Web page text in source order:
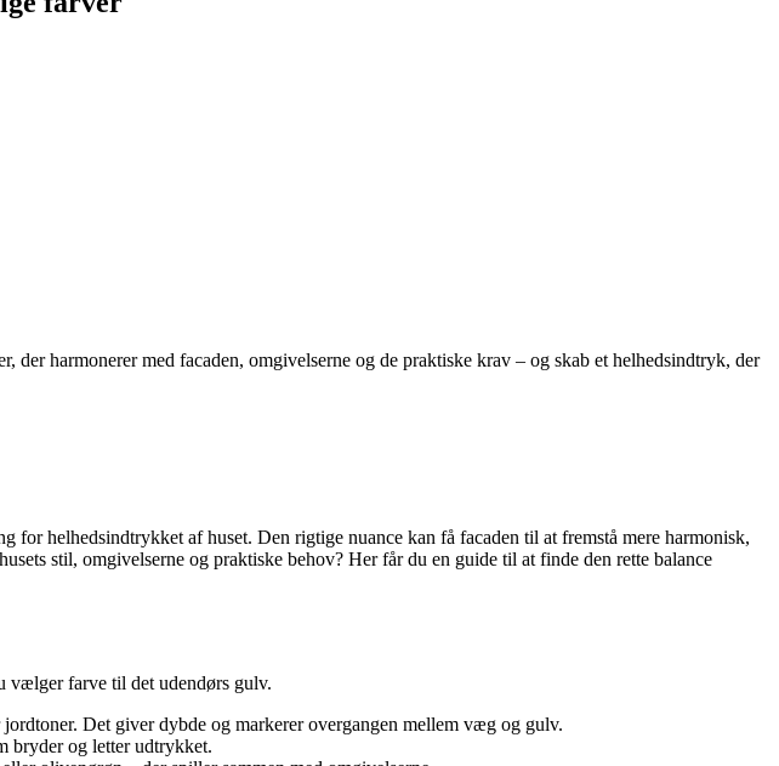
harmonerer med facaden, omgivelserne og de praktiske krav – og skab et helhedsindtryk, der
for helhedsindtrykket af huset. Den rigtige nuance kan få facaden til at fremstå mere harmonisk,
stil, omgivelserne og praktiske behov? Her får du en guide til at finde den rette balance
vælger farve til det udendørs gulv.
Det giver dybde og markerer overgangen mellem væg og gulv.
bryder og letter udtrykket.